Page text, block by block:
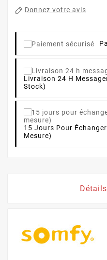
Donnez votre avis
Livraison 24 H
Stock)
15 Jours Pour
Mesure)